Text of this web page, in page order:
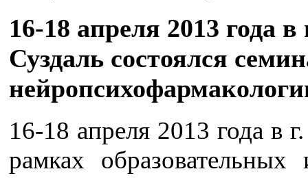
16-18 апреля 2013 года в
Суздаль состоялся
16-18 апреля 2013 года в
рамках